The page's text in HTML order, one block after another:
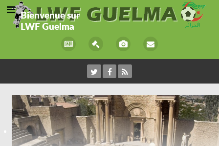
Bienvenue sur
LWF Guelma